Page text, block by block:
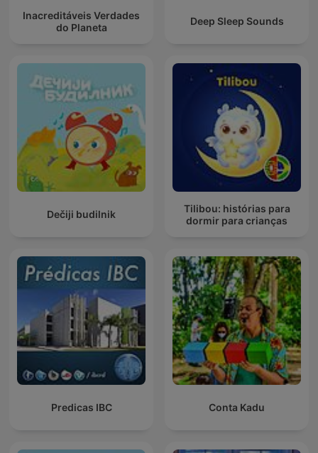
Inacreditáveis Verdades
do Planeta
Deep Sleep Sounds
Dečiji budilnik
Tilibou: histórias para
dormir para crianças
Predicas IBC Conta Kadu